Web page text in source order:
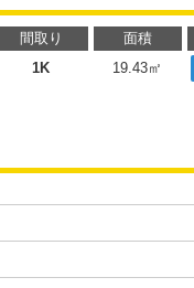
間取り 面積
1K 19.43㎡